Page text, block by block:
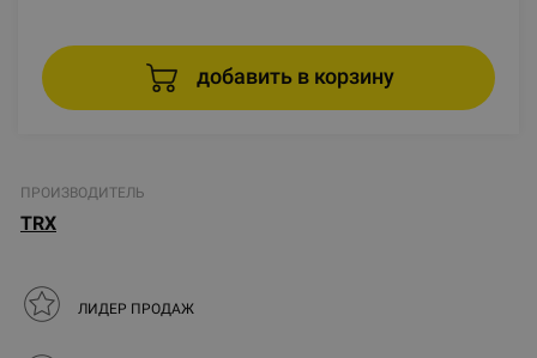
добавить в корзину
ПРОИЗВОДИТЕЛЬ
TRX
ЛИДЕР ПРОДАЖ